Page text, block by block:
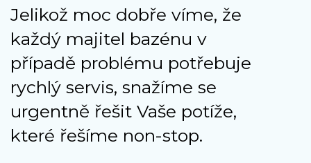
Jelikož moc dobře víme, že
každý majitel bazénu v
případě problému potřebuje
rychlý servis, snažíme se
urgentně řešit Vaše potíže,
které řešíme non-stop.